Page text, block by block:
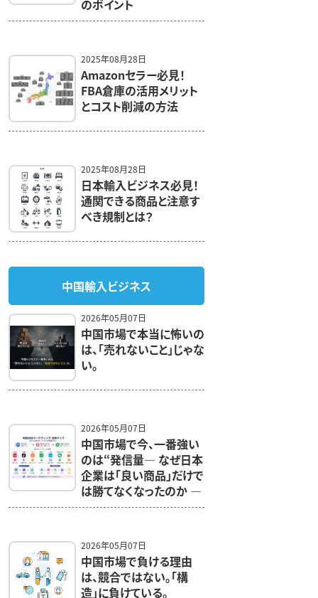
のポイント
2025年08月28日
Amazonセラー必見！
FBA倉庫の活用メリット
とコスト削減の方法
2025年08月28日
日本輸入ビジネス必見！
通関できる商品と注意す
べき規制とは？
中国輸入ビジネス
2026年05月07日
中国市場で本当に怖いの
は、「売れないこと」じゃな
い。
2026年05月07日
中国市場で今、一番強い
のは“発信量— なぜ日本
企業は「良い商品」だけで
は勝てなくなったのか —
2026年05月07日
中国市場で負ける理由
は、競合ではない。「構
造」に負けている。